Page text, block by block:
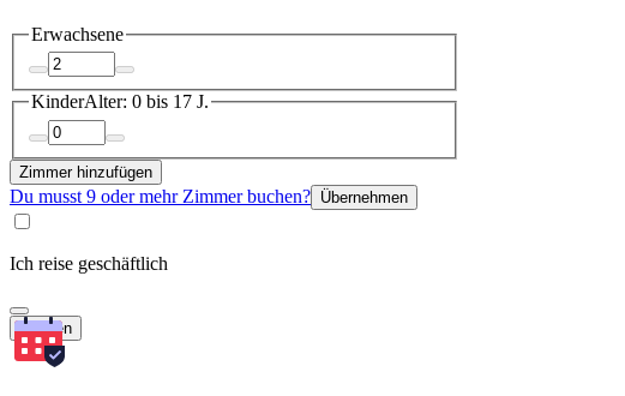
Erwachsene
KinderAlter: 0 bis 17 J.
Zimmer hinzufügen
Du musst 9 oder mehr Zimmer buchen? Übernehmen
Ich reise geschäftlich
Suchen